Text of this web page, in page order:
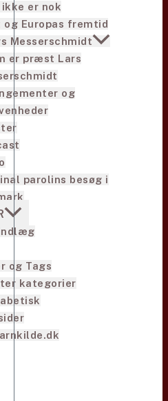
er nok
og Europas fremtid
Messerschmidt
er præst Lars
og
parolins besøg i
og Tags
kategorier